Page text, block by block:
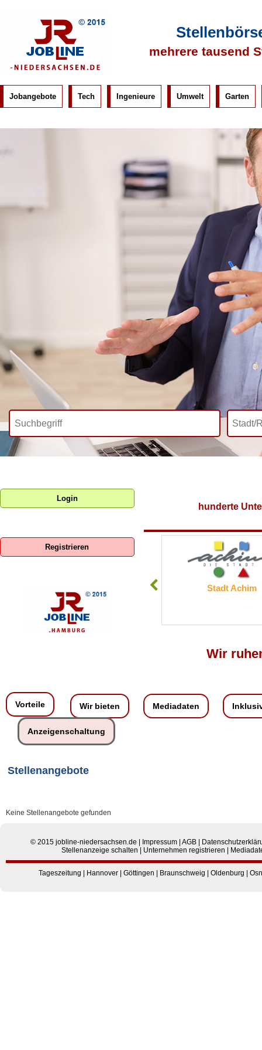
mehrere tausend
Jobangebote Tech Ingenieure Umwelt Garten
hunderte
Stadt Achim
Wir
Login
Registrieren
Vorteile Wir bieten Mediadaten
Anzeigenschaltung
Stellenangebote
Keine Stellenangebote gefunden
© 2015 jobline-niedersachsen.de | Impressum | AGB |
Stellenanzeige schalten | Unternehmen registrieren |
Tageszeitung | Hannover | Göttingen | Braunschweig | Oldenburg |